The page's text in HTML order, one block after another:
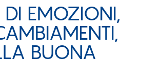
DI EMOZIONI,
BUONA